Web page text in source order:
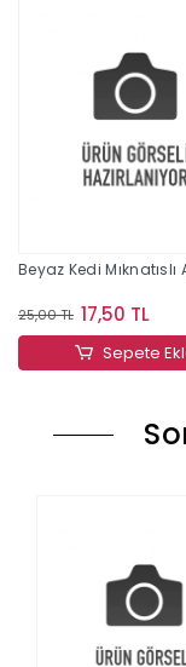
Beyaz Kedi Mıknatıslı
25,00 TL 17,50 TL
Sepete